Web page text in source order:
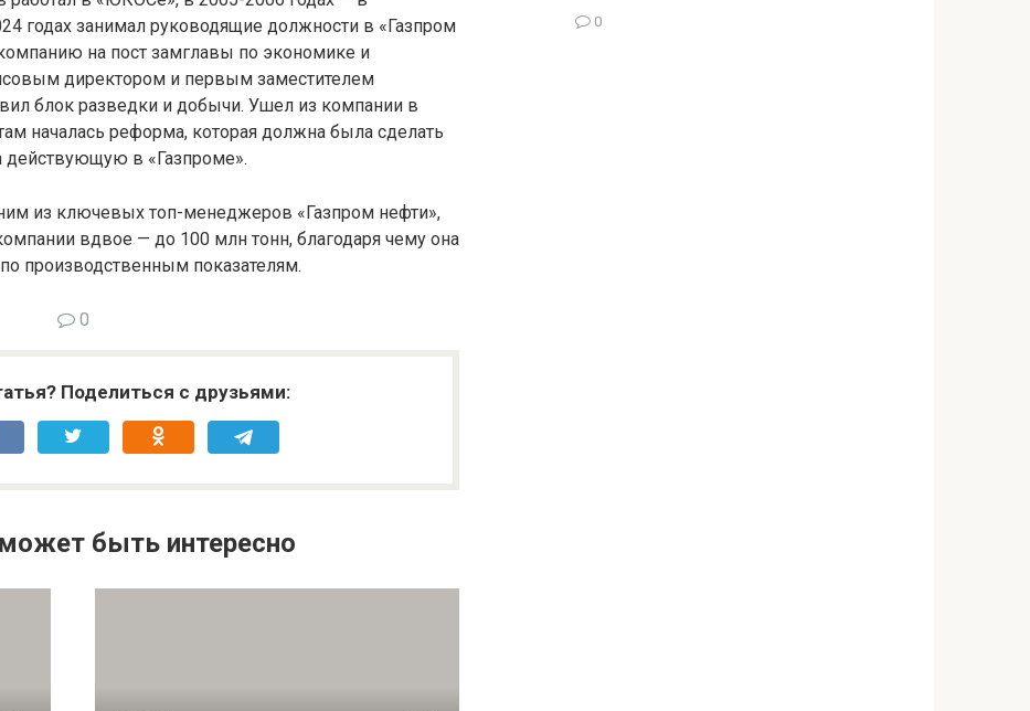
годах занимал руководящие должности в «Газпром
на пост замглавы по экономике и
директором и первым заместителем
блок разведки и добычи. Ушел из компании в
началась реформа, которая должна была сделать
действующую в «Газпроме».
из ключевых топ-менеджеров «Газпром нефти»,
вдвое — до 100 млн тонн, благодаря чему она
производственным показателям.
0
Поделиться с друзьями:
быть интересно
0